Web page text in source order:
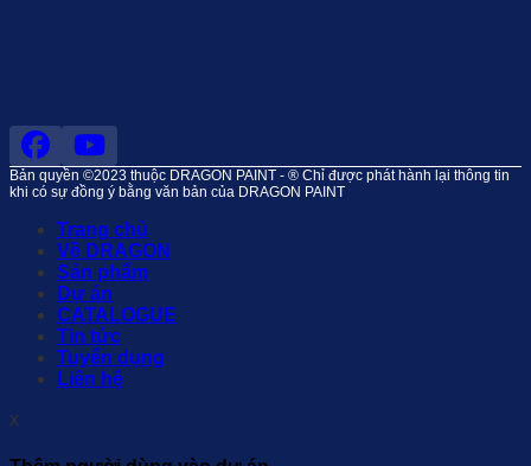
Bản quyền ©2023 thuộc DRAGON PAINT - ® Chỉ được phát hành lại thông tin
khi có sự đồng ý bằng văn bản của DRAGON PAINT
Trang chủ
Về DRAGON
Sản phẩm
Dự án
CATALOGUE
Tin tức
Tuyển dụng
Liên hệ
x